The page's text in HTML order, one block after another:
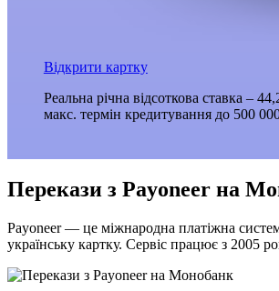
Відкрити картку
Реальна річна відсоткова ставка –
макс. термін кредитування до 500
Перекази з Payoneer на
Payoneer — це міжнародна платіжна
українську картку. Сервіс працює з 2005